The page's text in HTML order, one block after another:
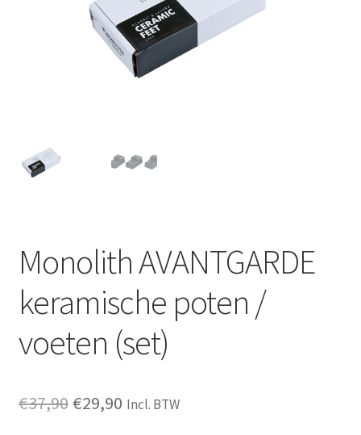
Monolith AVANTGARDE
keramische poten /
voeten (set)
€37,90 Oorspronkelijke
€29,90Huidige
Incl. BTW